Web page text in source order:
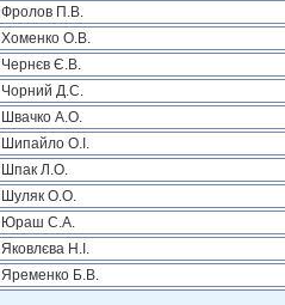
Фролов П.В.
Хоменко О.В.
Чернєв Є.В.
Чорний Д.С.
Швачко А.О.
Шипайло О.І.
Шпак Л.О.
Шуляк О.О.
Юраш С.А.
Яковлєва Н.І.
Яременко Б.В.